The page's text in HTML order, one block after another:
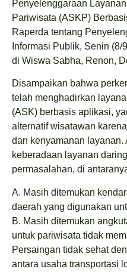
Penyelenggaraan
Pariwisata (ASKP)
Raperda tentang
Informasi Publik, Senin
di Wiswa Sabha, Renon,
Disampaikan bahwa
telah menghadirkan
(ASK) berbasis aplikasi,
alternatif wisatawan
dan kenyamanan layanan.
keberadaan layanan
permasalahan, di
A. Masih ditemukan
daerah yang digunakan
B. Masih ditemukan
untuk pariwisata tidak
Persaingan tidak sehat
antara usaha transportasi